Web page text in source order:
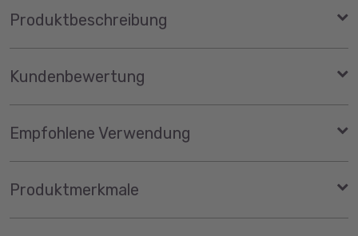
Produktbeschreibung
Kundenbewertung
Empfohlene Verwendung
Produktmerkmale